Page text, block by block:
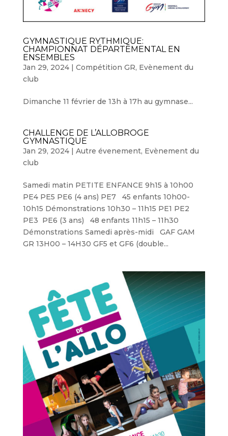
GYMNASTIQUE RYTHMIQUE:
CHAMPIONNAT DÉPARTEMENTAL EN
ENSEMBLES
Jan 29, 2024| Compétition GR, Evènement du
club
Dimanche 11 février de 13h à 17h au gymnase...
CHALLENGE DE L’ALLOBROGE
GYMNASTIQUE
Jan 29, 2024| Autre évenement, Evènement du
club
Samedi matin PETITE ENFANCE 9h15 à 10h00
PE4 PE5 PE6 (4 ans) PE7 45 enfants 10h00-
10h15 Démonstrations 10h30 – 11h15 PE1 PE2
PE3 PE6 (3 ans) 48 enfants 11h15 – 11h30
Démonstrations Samedi après-midi GAF GAM
GR 13H00 – 14H30 GF5 et GF6 (double...